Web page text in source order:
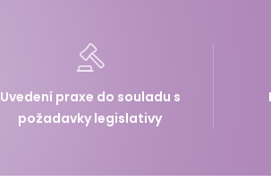
Uvedení praxe do souladu s
požadavky legislativy